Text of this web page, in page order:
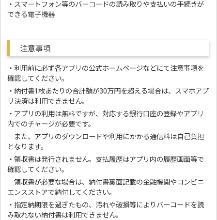
・スマートフォン等のバーコードの読み取りや支払いの手続きが
できる電子機器
注意事項
・利用前に必ず各アプリの公式ホームページなどにて注意事項を
確認してください。
・納付書1枚あたりの合計額が30万円を超える場合は、スマホアプ
リ決済は利用できません。
・アプリの利用は無料ですが、対応する銀行口座の登録やアプリ
内でのチャージが必要です。
また、アプリのダウンロードや利用にかかる通信料は自己負担
となります。
・領収書は発行されません。支払履歴はアプリ内の履歴画面等で
確認してください。
領収書が必要な場合は、納付書裏面記載の金融機関やコンビニ
エンスストアで納付してください。
・指定納期限を過ぎたもの、汚れや破損等によりバーコードを読
み取れない納付書は利用できません。